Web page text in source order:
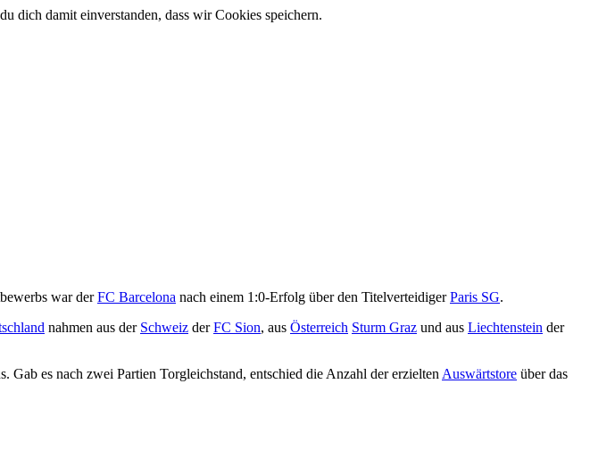
dich damit einverstanden, dass wir Cookies speichern.
war derFC Barcelona nach einem 1:0-Erfolg über den TitelverteidigerParis SG.
nahmen aus der Schweiz derFC Sion, aus Österreich Sturm Graz und aus Liechtenstein der
es nach zwei Partien Torgleichstand, entschied die Anzahl der erzielten Auswärtstore über das